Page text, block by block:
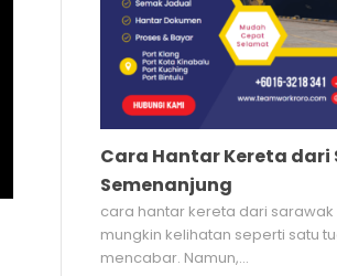
Cara Hantar Kereta dari
Semenanjung
cara hantar kereta dari
mungkin kelihatan seperti satu
mencabar. Namun,...